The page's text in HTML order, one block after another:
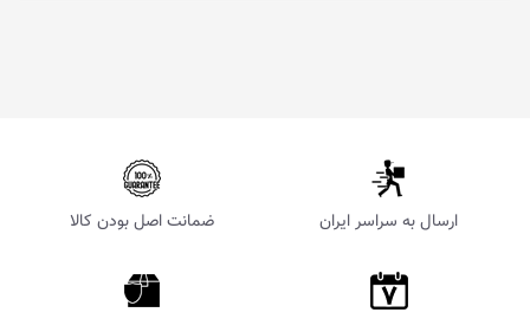
ارسال به سراسر ایران ضمانت اصل بودن کالا